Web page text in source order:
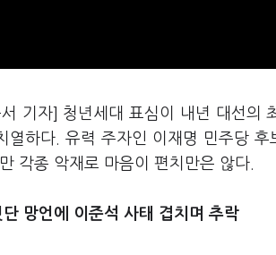
기자] 청년세대 표심이 내년 대선의
열하다. 유력 주자인 이재명 민주당
각종 악재로 마음이 편치만은 않다.
망언에 이준석 사태 겹치며 추락